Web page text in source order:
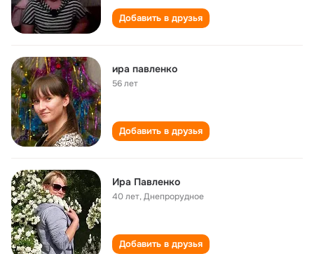
Добавить в друзья
ира павленко
56 лет
Добавить в друзья
Ира Павленко
40 лет,Днепрорудное
Добавить в друзья